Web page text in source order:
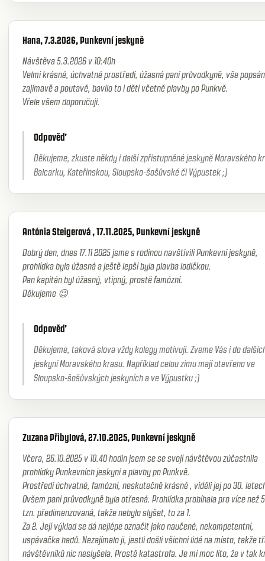
Hana, 7.3.2026, Punkevní jeskyně
Návštěva 5.3.2026 v 10:40h
Velmi krásné, úchvatné prostředí, úžasná paní průvodkyně, vše popsáno
zajímavě a poutavě, bavilo to i děti včetně plavby po Punkvě.
Vřele všem doporučuji.
Odpověď
Děkujeme, zkuste někdy i další zpřístupněné jeskyně Moravského
Balcarku, Kateřinskou, Sloupsko-šošůvské či Výpustek ;)
Antónia Steigerová , 17.11.2025, Punkevní jeskyně
Dobrý den, dnes 17.11 2025 jsme s rodinou navštívili Punkevní jeskyně,
prohlídka byla úžasná a ještě lepší byla plavba lodičkou.
Pan kapitán byl úžasný, vtipný, prostě famózní.
Děkujeme 😉
Odpověď
Děkujeme, taková slova vždy kolegy motivují. Zveme Vás i do
jeskyní Moravského krasu. Například celou zimu mají otevřeno ve
Sloupsko-šošůvských jeskyních a ve Výpustku ;)
Zuzana Přibylová, 27.10.2025, Punkevní jeskyně
Včera, 26.10.2025 v 10.40 hodin jsem se se svojí návštěvou zúčastnila
prohlídky Punkevních jeskyní a plavby po Punkvě.
Prostředí úchvatné, famózní, neskutečně krásné , viděli jej po 30.
Ovšem paní průvodkyně byla otřesná. Prohlídka probíhala pro více než
tzn. předimenzovaná, takže nebylo slyšet, to za 1.
Za 2. Její výklad se dá nejlépe označit jako naučené, nekompetentní,
uspávačka hadů. Nezajímalo ji, jestli došli všichni lidé na místo, takže
návštěvníků nic neslyšela. Prostě katastrofa. Je mi moc líto, že v tak